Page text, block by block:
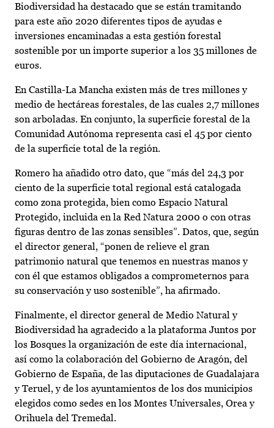
Biodiversidad ha destacado que se están tramitando
para este año 2020 diferentes tipos de ayudas e
inversiones encaminadas a esta gestión forestal
sostenible por un importe superior a los 35 millones de
euros.
En Castilla-La Mancha existen más de tres millones y
medio de hectáreas forestales, de las cuales 2,7 millones
son arboladas. En conjunto, la superficie forestal de la
Comunidad Autónoma representa casi el 45 por ciento
de la superficie total de la región.
Romero ha añadido otro dato, que “más del 24,3 por
ciento de la superficie total regional está catalogada
como zona protegida, bien como Espacio Natural
Protegido, incluida en la Red Natura 2000 o con otras
figuras dentro de las zonas sensibles”. Datos, que, según
el director general, “ponen de relieve el gran
patrimonio natural que tenemos en nuestras manos y
con él que estamos obligados a comprometernos para
su conservación y uso sostenible”, ha afirmado.
Finalmente, el director general de Medio Natural y
Biodiversidad ha agradecido a la plataforma Juntos por
los Bosques la organización de este día internacional,
así como la colaboración del Gobierno de Aragón, del
Gobierno de España, de las diputaciones de Guadalajara
y Teruel, y de los ayuntamientos de los dos municipios
elegidos como sedes en los Montes Universales, Orea y
Orihuela del Tremedal.